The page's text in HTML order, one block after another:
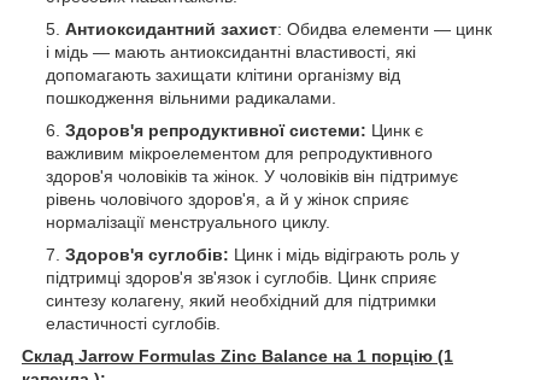
Антиоксидантний захист: Обидва елементи — цинк
і мідь — мають антиоксидантні властивості, які
допомагають захищати клітини організму від
пошкодження вільними радикалами.
Здоров'я репродуктивної системи: Цинк є
важливим мікроелементом для репродуктивного
здоров'я чоловіків та жінок. У чоловіків він підтримує
рівень чоловічого здоров'я, а й у жінок сприяє
нормалізації менструального циклу.
Здоров'я суглобів: Цинк і мідь відіграють роль у
підтримці здоров'я зв'язок і суглобів. Цинк сприяє
синтезу колагену, який необхідний для підтримки
еластичності суглобів.
Склад Jarrow Formulas Zinc Balance на 1 порцію (1